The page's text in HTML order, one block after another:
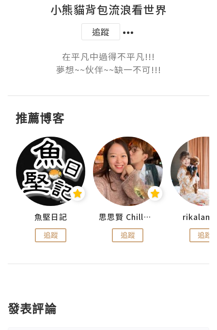
小熊貓背包流浪看世界
追蹤
在平凡中過得不平凡!!!
夢想~~伙伴~~缺一不可!!!
推薦博客
魚堅日記
追蹤
思思賢 ChillMyBabe
追蹤 追蹤
發表評論